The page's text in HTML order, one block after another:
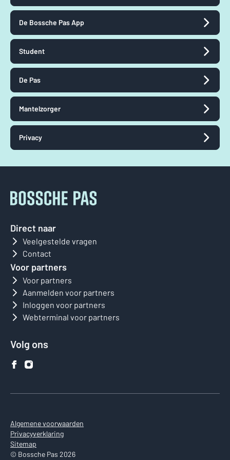
De Bossche Pas App
Student
De Pas
Mantelzorger
Privacy
Direct naar
Veelgestelde vragen
Contact
Voor partners
Voor partners
Aanmelden voor partners
Inloggen voor partners
Webterminal voor partners
Volg ons
Algemene voorwaarden
Privacyverklaring
Sitemap
© Bossche Pas 2026